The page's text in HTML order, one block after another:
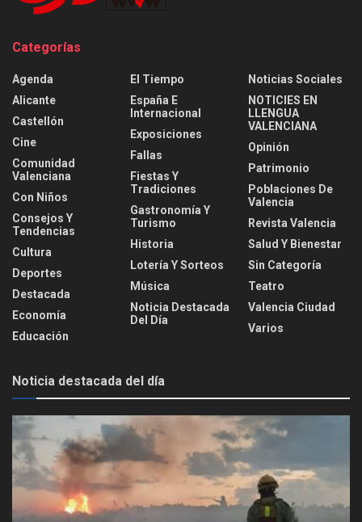
Categorías
Agenda
Alicante
Castellón
Cine
Comunidad
Valenciana
Con Niños
Consejos Y
Tendencias
Cultura
Deportes
Destacada
Economía
Educación
El Tiempo
España E
Internacional
Exposiciones
Fallas
Fiestas Y
Tradiciones
Gastronomía Y
Turismo
Historia
Lotería Y Sorteos
Música
Noticia Destacada
Del Día
Noticias Sociales
NOTICIES EN
LLENGUA
VALENCIANA
Opinión
Patrimonio
Poblaciones De
Valencia
Revista Valencia
Salud Y Bienestar
Sin Categoría
Teatro
Valencia Ciudad
Varios
Noticia destacada del día